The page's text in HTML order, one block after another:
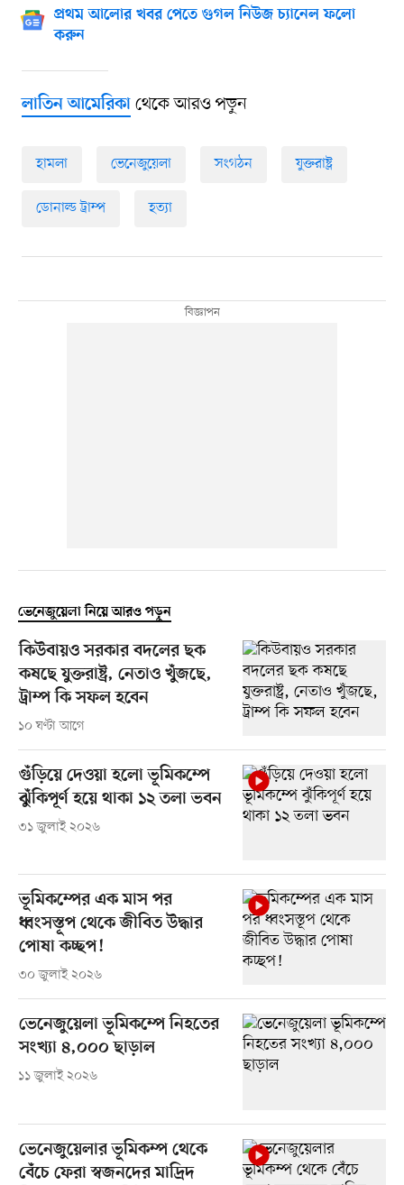
প্রথম আলোর খবর পেতে গুগল নিউজ চ্যানেল ফলো
করুন
লাতিন আমেরিকাথেকে আরও পড়ুন
হামলা ভেনেজুয়েলা সংগঠন যুক্তরাষ্ট্র
ডোনাল্ড ট্রাম্প হত্যা
ভেনেজুয়েলা নিয়ে আরও পড়ুন
কিউবায়ও সরকার বদলের ছক
কষছে যুক্তরাষ্ট্র, নেতাও খুঁজছে,
ট্রাম্প কি সফল হবেন
১০ ঘণ্টা আগে
গুঁড়িয়ে দেওয়া হলো ভূমিকম্পে
ঝুঁকিপূর্ণ হয়ে থাকা ১২ তলা ভবন
৩১ জুলাই ২০২৬
ভূমিকম্পের এক মাস পর
ধ্বংসস্তূপ থেকে জীবিত উদ্ধার
পোষা কচ্ছপ!
৩০ জুলাই ২০২৬
ভেনেজুয়েলা ভূমিকম্পে নিহতের
সংখ্যা ৪,০০০ ছাড়াল
১১ জুলাই ২০২৬
ভেনেজুয়েলার ভূমিকম্প থেকে
বেঁচে ফেরা স্বজনদের মাদ্রিদ